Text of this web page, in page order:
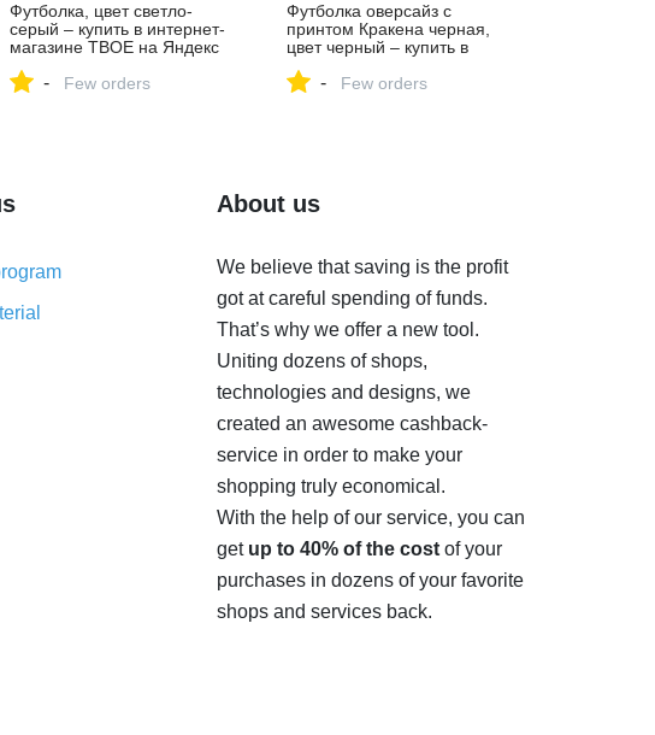
Футболка, цвет светло-
серый – купить в интернет-
магазине ТВОЕ на Яндекс
- Few orders
Футболка оверсайз с
принтом Кракена черная,
цвет черный – купить в
на Яндекс Маркете,
- Few orders
About us
We believe that saving is the profit
got at careful spending of funds.
That’s why we offer a new tool.
Uniting dozens of shops,
technologies and designs, we
created an awesome cashback-
service in order to make your
shopping truly economical.
With the help of our service, you can
get up to 40% of the costof your
purchases in dozens of your favorite
shops and services back.